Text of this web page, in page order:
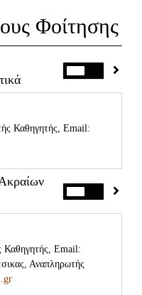
Φοίτησης
Καθηγητής, Email:
17
φοιτητή στις
σύνθετα
Καθηγητής, Email:
Αναπληρωτής